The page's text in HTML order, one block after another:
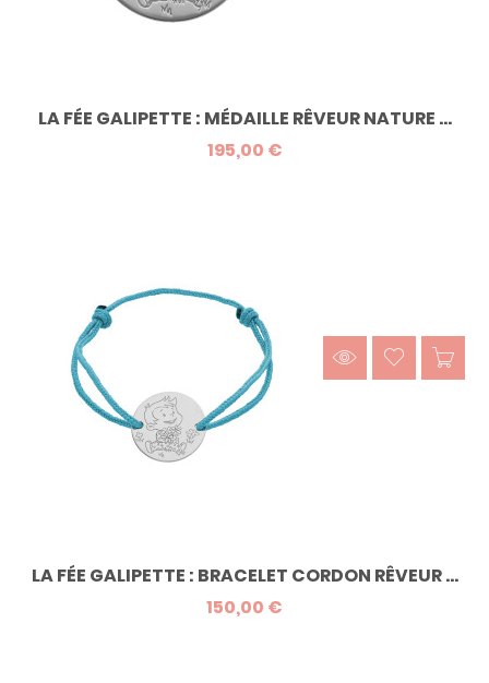
LA FÉE GALIPETTE : MÉDAILLE RÊVEUR NATURE ...
195,00 €
LA FÉE GALIPETTE : BRACELET CORDON RÊVEUR ...
150,00 €